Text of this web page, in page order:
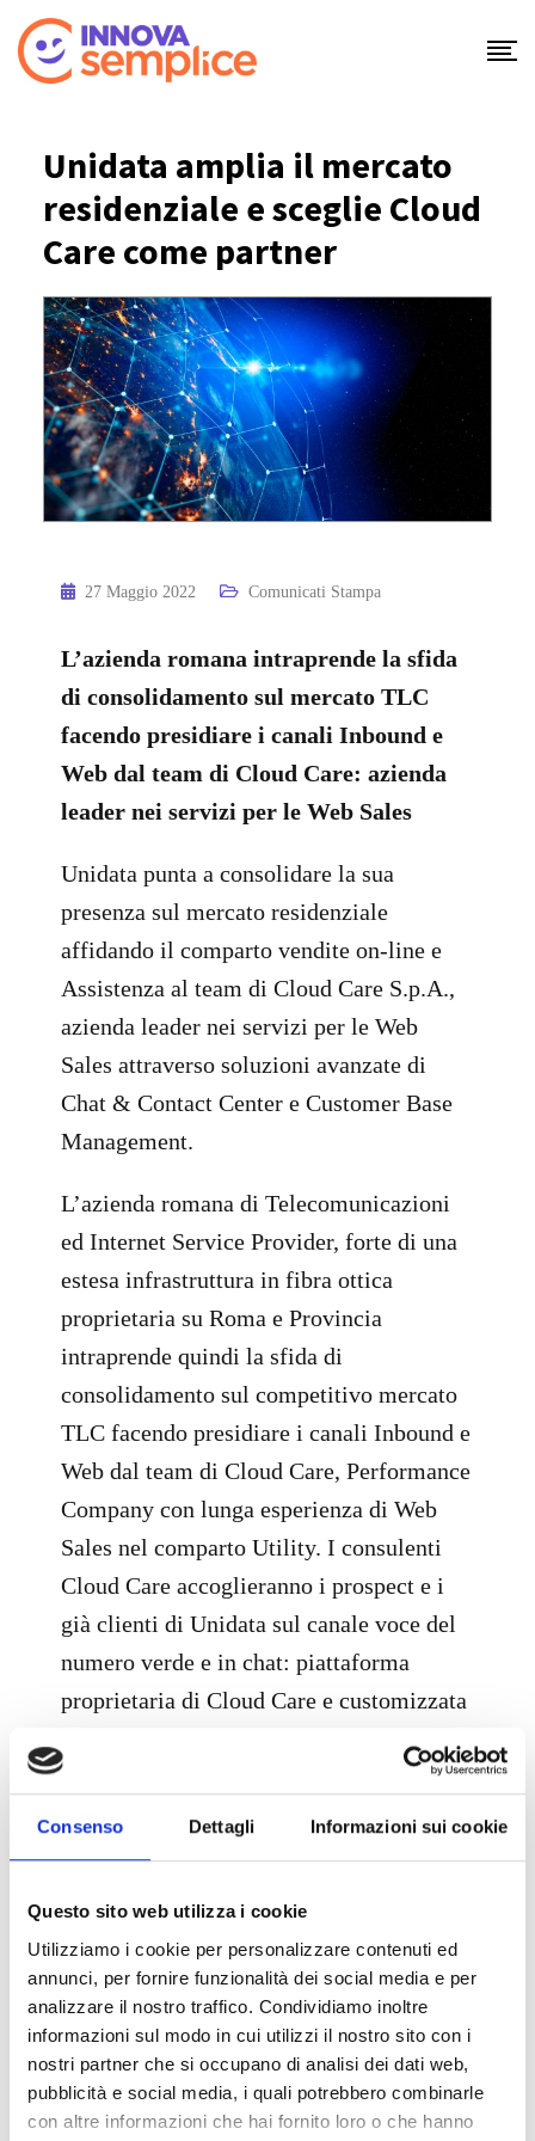
Consenso Dettagli Informazioni sui cookie
Questo sito web utilizza i cookie
Utilizziamo i cookie per personalizzare contenuti ed
annunci, per fornire funzionalità dei social media e per
analizzare il nostro traffico. Condividiamo inoltre
informazioni sul modo in cui utilizzi il nostro sito con i
nostri partner che si occupano di analisi dei dati web,
pubblicità e social media, i quali potrebbero combinarle
con altre informazioni che hai fornito loro o che hanno
Skip
Unidata amplia il mercato
residenziale e sceglie Cloud
Care come partner
27 Maggio 2022 Comunicati Stampa
L’azienda romana intraprende la sfida
di consolidamento sul mercato TLC
facendo presidiare i canali Inbound e
Web dal team di Cloud Care: azienda
leader nei servizi per le Web Sales
Unidata punta a consolidare la sua
presenza sul mercato residenziale
affidando il comparto vendite on-line e
Assistenza al team di Cloud Care S.p.A.,
azienda leader nei servizi per le Web
Sales attraverso soluzioni avanzate di
Chat & Contact Center e Customer Base
Management.
L’azienda romana di Telecomunicazioni
ed Internet Service Provider, forte di una
estesa infrastruttura in fibra ottica
proprietaria su Roma e Provincia
intraprende quindi la sfida di
consolidamento sul competitivo mercato
TLC facendo presidiare i canali Inbound e
Web dal team di Cloud Care, Performance
Company con lunga esperienza di Web
Sales nel comparto Utility. I consulenti
Cloud Care accoglieranno i prospect e i
già clienti di Unidata sul canale voce del
numero verde e in chat: piattaforma
proprietaria di Cloud Care e customizzata
web di Unidata.
Renato Brunetti, Presidente e CEO di
sito, abbiamo voluto puntare su una
migliore esperienza dell’utente e
sull’attenzione alle performance di
conversione delle visite. La multicanalità
e l’approccio offerti dai servizi di Cloud
Care vanno nella stessa direzione. Per